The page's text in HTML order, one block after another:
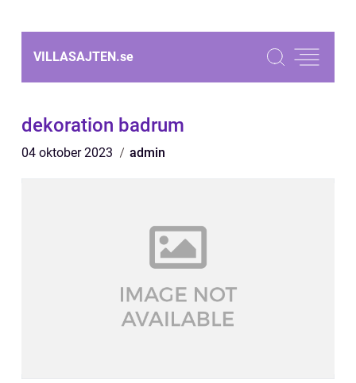
VILLASAJTEN.se
dekoration badrum
04 oktober 2023 admin